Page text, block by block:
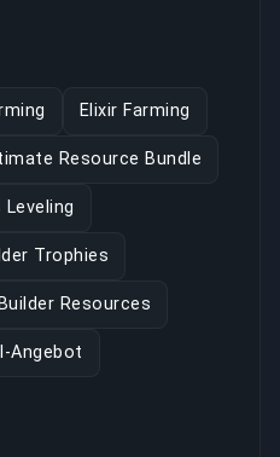
Elixir Farming
Resource Bundle
Leveling
Trophies
Builder Resources
Angebot